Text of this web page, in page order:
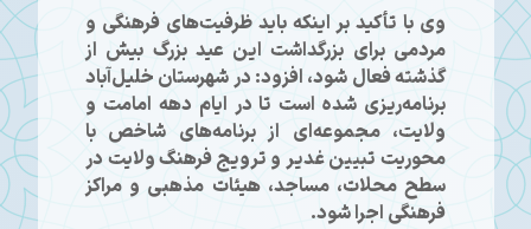
وی با تأکید بر اینکه باید ظرفیت‌های فرهنگی و
مردمی برای بزرگداشت این عید بزرگ بیش از
گذشته فعال شود، افزود: در شهرستان خلیل‌آباد
برنامه‌ریزی شده است تا در ایام دهه امامت و
ولایت، مجموعه‌ای از برنامه‌های شاخص با
محوریت تبیین غدیر و ترویج فرهنگ ولایت در
سطح محلات، مساجد، هیئات مذهبی و مراکز
فرهنگی اجرا شود.